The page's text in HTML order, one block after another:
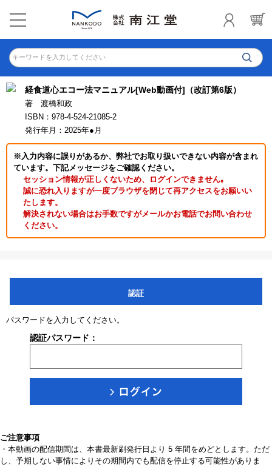
キーワードを入力してください
経食道心エコー法マニュアル[Web動画付]（改訂第6版）
著 渡橋和政
ISBN：978-4-524-21085-2
発行年月：2025年●月
※入力内容に誤りがあるか、弊社でお取り扱いできない内容が含まれ
ています。下記メッセージをご確認ください。
セッション情報が正しくないため、ログインできません｡
誠に恐れ入りますが一度ブラウザを閉じて再アクセスをお願いい
たします。
解決されない場合はお手数ですがメールかお電話でお問い合わせ
ください。
認証
パスワードを入力してください。
認証パスワード：
ご注意事項
・本動画の配信期間は、本書最新刷発行日より 5 年間をめどとします。ただ
し、予期しない事情によりその期間内でも配信を停止する可能性がありま